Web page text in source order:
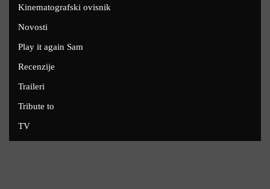
Kinematografski ovisnik
Novosti
Play it again Sam
Recenzije
Traileri
Tribute to
TV